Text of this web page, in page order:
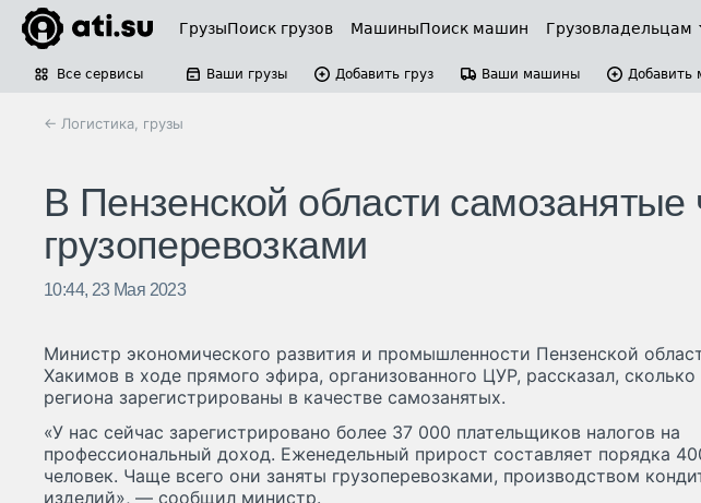
ГрузыПоиск грузов МашиныПоиск машин Грузовладельцам
Все сервисы Ваши грузы Добавить груз Ваши машины Добавить
← Логистика, грузы
В Пензенской области
грузоперевозками
10:44, 23 Мая 2023
Министр экономического развития и промышленности Пензенской
Хакимов в ходе прямого эфира, организованного ЦУР, рассказал,
региона зарегистрированы в качестве самозанятых.
«У нас сейчас зарегистрировано более 37 000 плательщиков налогов на
профессиональный доход. Еженедельный прирост составляет порядка
человек. Чаще всего они заняты грузоперевозками, производством
изделий», — сообщил министр.